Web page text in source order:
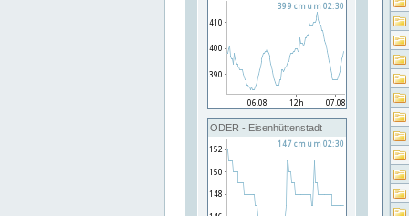
ODER - Eisenhüttenstadt